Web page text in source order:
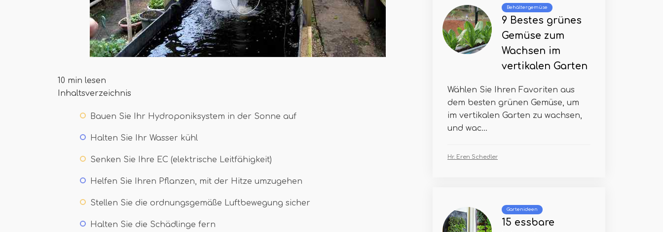
10 min lesen
Inhaltsverzeichnis
Bauen Sie Ihr Hydroponiksystem in der Sonne auf
Halten Sie Ihr Wasser kühl
Senken Sie Ihre EC (elektrische Leitfähigkeit)
Helfen Sie Ihren Pflanzen, mit der Hitze umzugehen
Stellen Sie die ordnungsgemäße Luftbewegung sicher
Halten Sie die Schädlinge fern
Behältergemüse
9 Bestes grünes
Gemüse zum
Wachsen im
vertikalen Garten
Wählen Sie Ihren Favoriten aus
dem besten grünen Gemüse, um
im vertikalen Garten zu wachsen,
und wac...
Hr. Eren Schedler
Gartenideen
15 essbare